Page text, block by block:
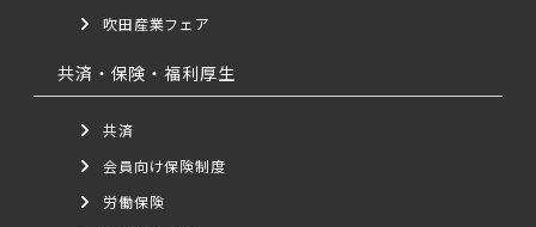
吹田産業フェア
共済・保険・福利厚生
共済
会員向け保険制度
労働保険